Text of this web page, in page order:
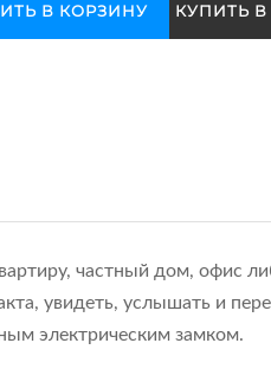
В КОРЗИНУ КУПИТЬ В
частный дом, офис
увидеть, услышать и
электрическим замком.